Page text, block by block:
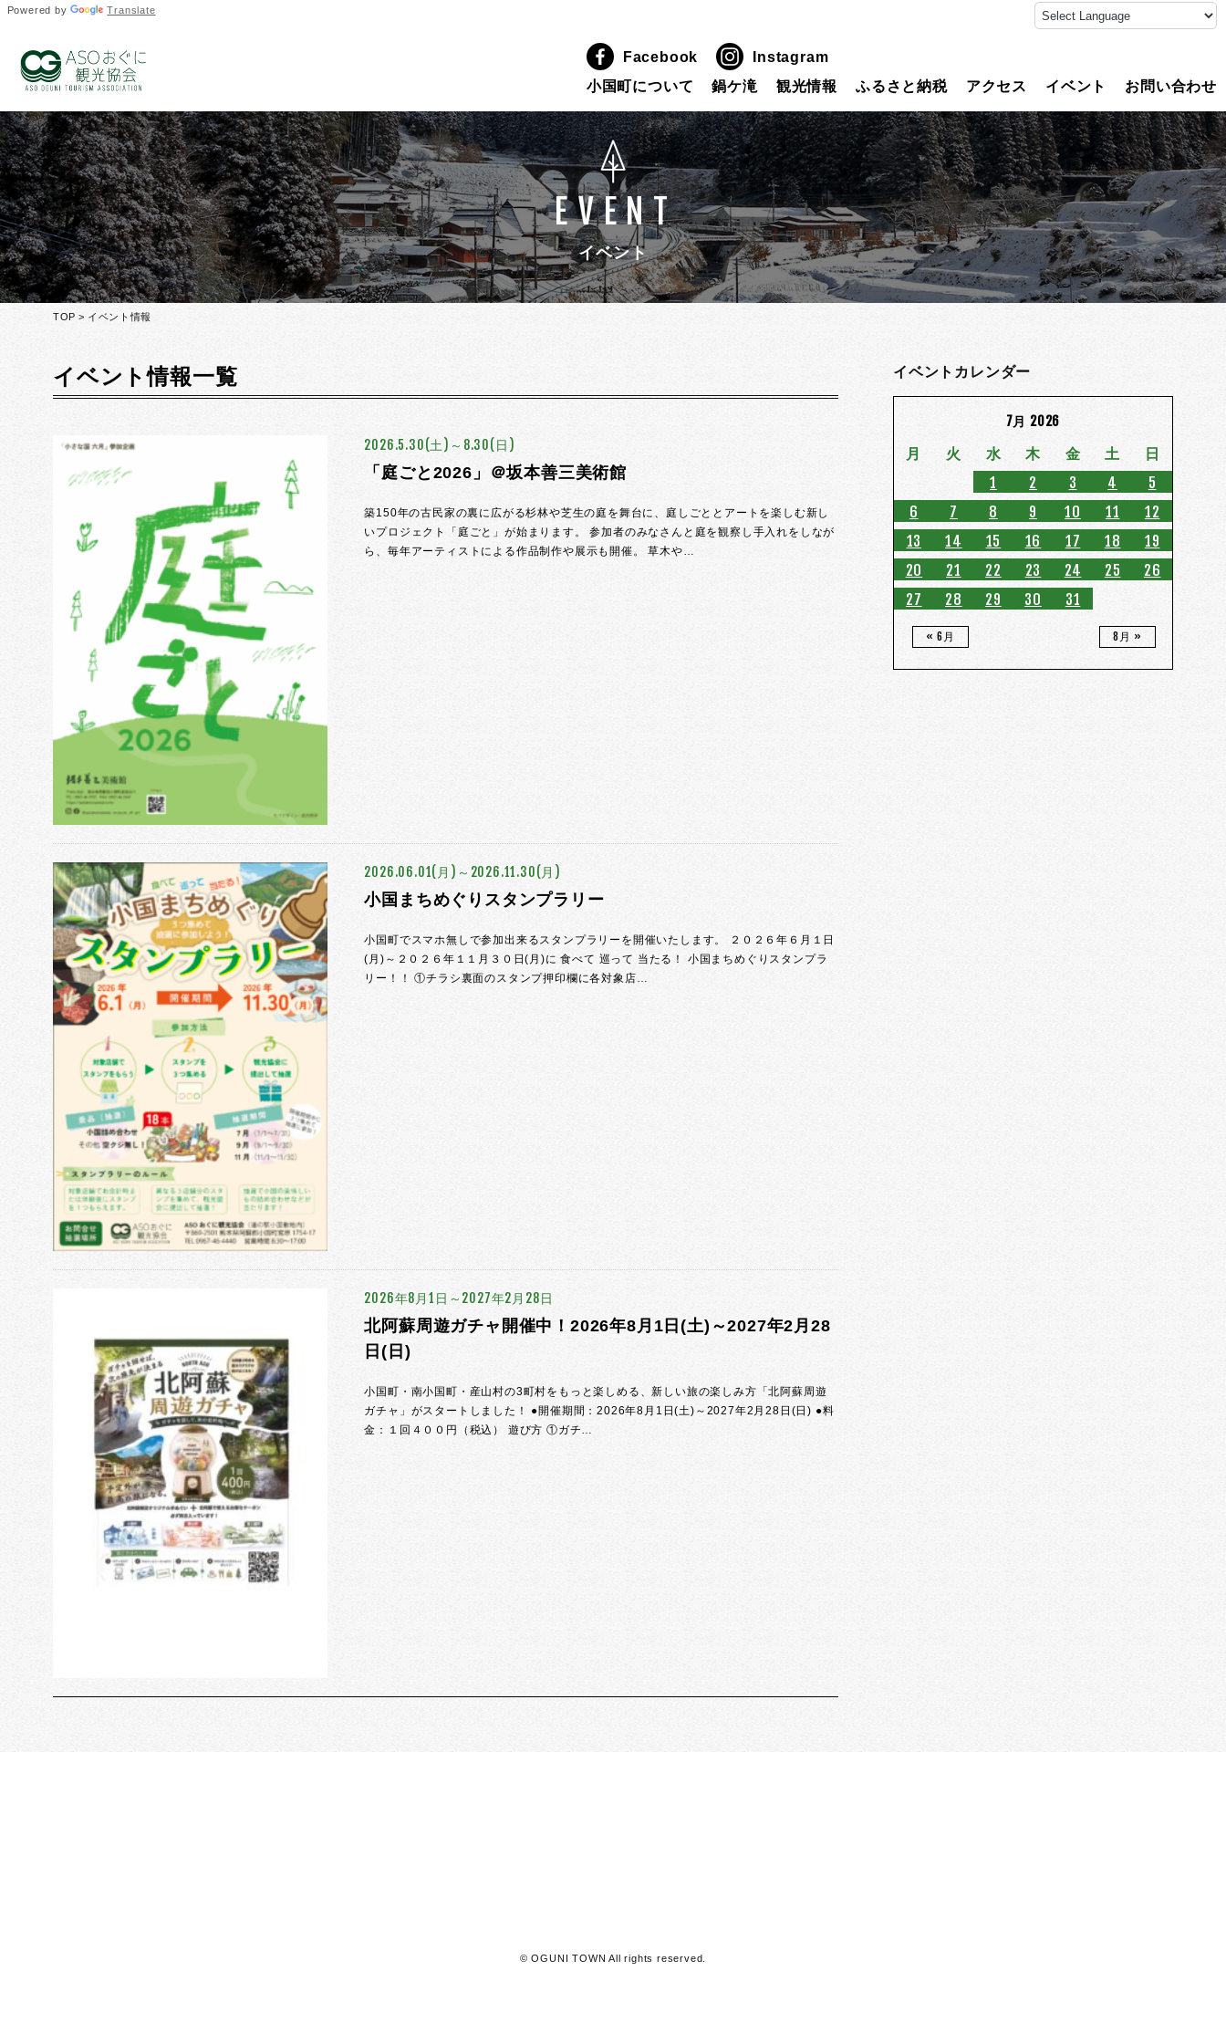
Powered by Translate
Facebook
Instagram
小国町について
鍋ケ滝 観光情報 ふるさと納税 アクセス イベント お問い合わせ
EVENT
イベント
TOP > イベント情報
イベント情報一覧
2026.5.30(土)～8.30(日)
「庭ごと2026」＠坂本善三美術館
築150年の古民家の裏に広がる杉林や芝生の庭を舞台に、庭しごととアートを楽しむ新し
いプロジェクト「庭ごと」が始まります。 参加者のみなさんと庭を観察し手入れをしなが
ら、毎年アーティストによる作品制作や展示も開催。 草木や…
2026.06.01(月)～2026.11.30(月)
小国まちめぐりスタンプラリー
小国町でスマホ無しで参加出来るスタンプラリーを開催いたします。 ２０２６年６月１日
(月)～２０２６年１１月３０日(月)に 食べて 巡って 当たる！ 小国まちめぐりスタンプラ
リー！！ ①チラシ裏面のスタンプ押印欄に各対象店…
2026年8月1日～2027年2月28日
北阿蘇周遊ガチャ開催中！2026年8月1日(土)～2027年2月28
日(日)
小国町・南小国町・産山村の3町村をもっと楽しめる、新しい旅の楽しみ方「北阿蘇周遊
ガチャ」がスタートしました！ ●開催期間：2026年8月1日(土)～2027年2月28日(日) ●料
金：１回４００円（税込） 遊び方 ①ガチ…
イベントカレンダー
7月 2026
月 火 水 木 金 土
日
1
2 3 4
5
6
7 8 9 10 11
12
13
14 15 16 17 18
19
20
21 22 23 24 25
26
27
28 29 30 31
« 6月 8月 »
© OGUNI TOWN All rights reserved.